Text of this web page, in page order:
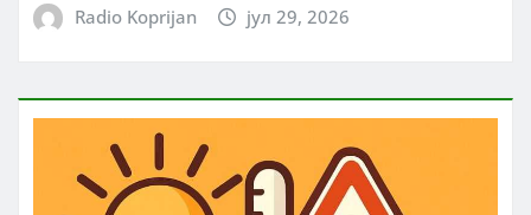
Radio Koprijan јул 29, 2026